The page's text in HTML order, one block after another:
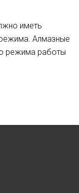
иметь
Алмазные
режима работы